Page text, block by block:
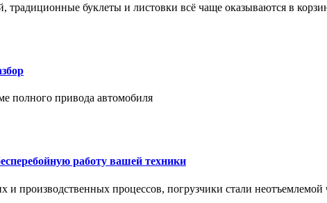
традиционные буклеты и листовки всё чаще оказываются в
полного привода автомобиля
работу вашей техники
производственных процессов, погрузчики стали